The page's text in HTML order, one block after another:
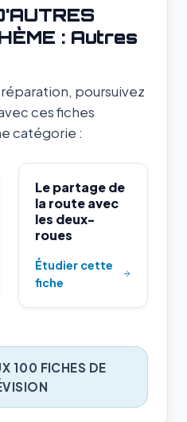
: Autres
poursuivez
ces fiches
catégorie :
Le partage de
la route avec
les deux-
roues
Étudier cette
fiche
100 FICHES DE